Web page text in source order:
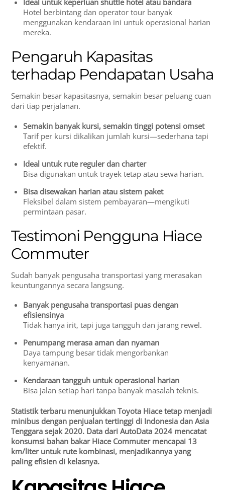
Ideal untuk keperluan shuttle hotel atau bandara
Hotel berbintang dan operator tour banyak
menggunakan kendaraan ini untuk operasional harian
mereka.
Pengaruh Kapasitas
terhadap Pendapatan Usaha
Semakin besar kapasitasnya, semakin besar peluang cuan
dari tiap perjalanan.
Semakin banyak kursi, semakin tinggi potensi omset
Tarif per kursi dikalikan jumlah kursi—sederhana tapi
efektif.
Ideal untuk rute reguler dan charter
Bisa digunakan untuk trayek tetap atau sewa harian.
Bisa disewakan harian atau sistem paket
Fleksibel dalam sistem pembayaran—mengikuti
permintaan pasar.
Testimoni Pengguna Hiace
Commuter
Sudah banyak pengusaha transportasi yang merasakan
keuntungannya secara langsung.
Banyak pengusaha transportasi puas dengan
efisiensinya
Tidak hanya irit, tapi juga tangguh dan jarang rewel.
Penumpang merasa aman dan nyaman
Daya tampung besar tidak mengorbankan
kenyamanan.
Kendaraan tangguh untuk operasional harian
Bisa jalan setiap hari tanpa banyak masalah teknis.
Statistik terbaru menunjukkan Toyota Hiace tetap menjadi
minibus dengan penjualan tertinggi di Indonesia dan Asia
Tenggara sejak 2020. Data dari AutoData 2024 mencatat
konsumsi bahan bakar Hiace Commuter mencapai 13
km/liter untuk rute kombinasi, menjadikannya yang
paling efisien di kelasnya.